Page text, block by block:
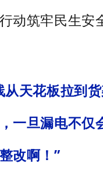
动筑牢民生安
天花板拉到货
一旦漏电不仅
改啊！”